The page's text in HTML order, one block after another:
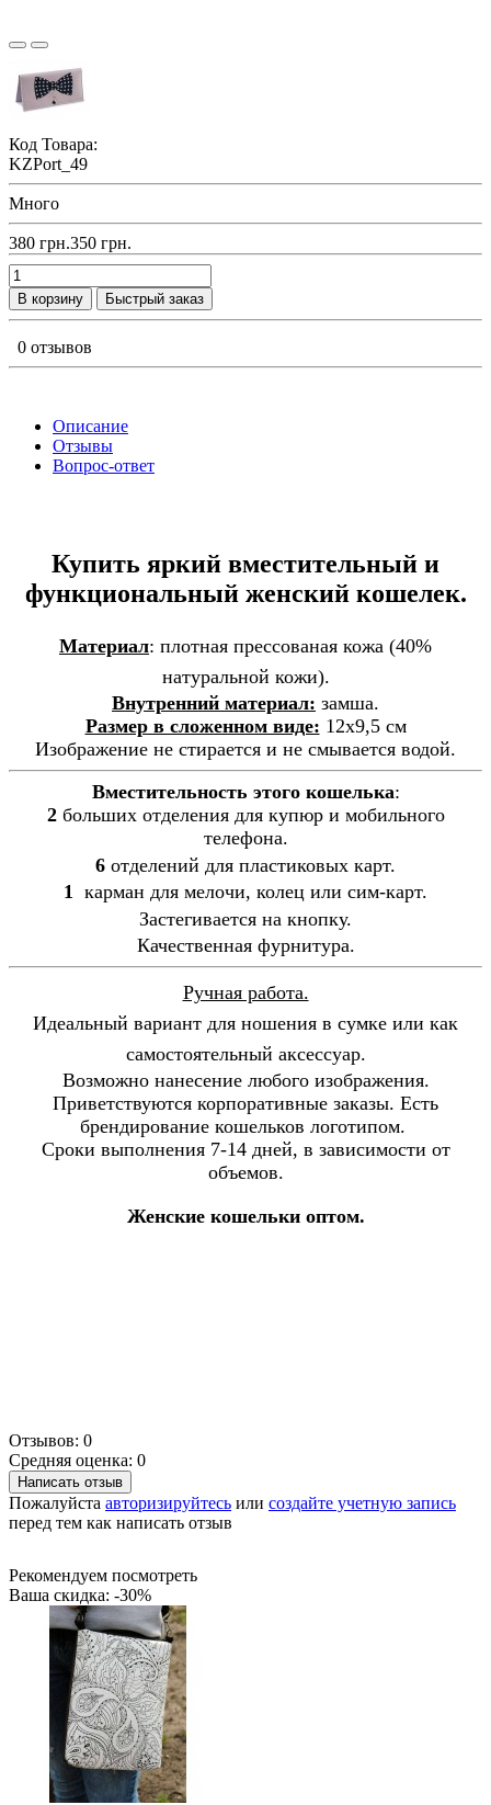
Код Товара:
KZPort_49
Много
380 грн.350 грн.
В корзину Быстрый заказ
0 отзывов
Описание
Отзывы
Вопрос-ответ
Купить яркий вместительный и
функциональный женский кошелек.
Материал: плотная прессованая кожа (40%
натуральной кожи).
Внутренний материал: замша.
Размер в сложенном виде: 12x9,5 см
Изображение не стирается и не смывается водой.
Вместительность этого кошелька:
2больших отделения для купюр и мобильного
телефона.
6 отделений для пластиковых карт.
1
карман для мелочи, колец или сим-карт.
Застегивается на кнопку.
Качественная фурнитура.
Ручная работа.
Идеальный вариант для ношения в сумке или как
самостоятельный аксессуар.
Возможно нанесение любого изображения.
Приветствуются корпоративные заказы. Есть
брендирование кошельков логотипом.
Сроки выполнения 7-14 дней, в зависимости от
объемов.
Женские кошельки оптом.
Отзывов: 0
Средняя оценка: 0
Написать отзыв
Пожалуйста авторизируйтесь или создайте учетную запись
перед тем как написать отзыв
Рекомендуем посмотреть
Ваша скидка: -30%